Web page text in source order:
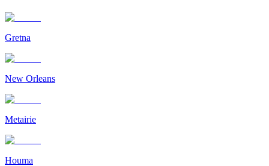
Gretna
New Orleans
Metairie
Houma